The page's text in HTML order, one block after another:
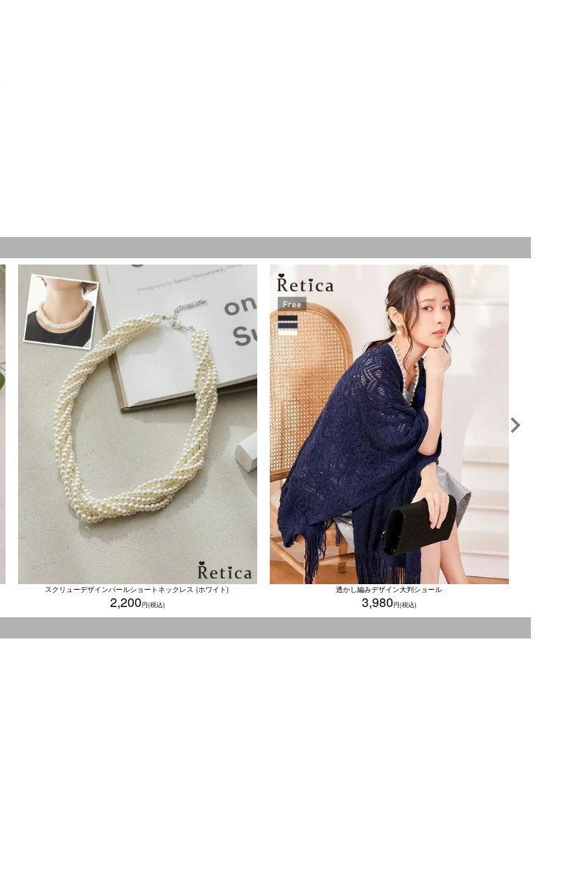
スクリューデザインパールショートネックレス (ホワイト)
2,200
透かし編みデザイン大判ショール
3,980